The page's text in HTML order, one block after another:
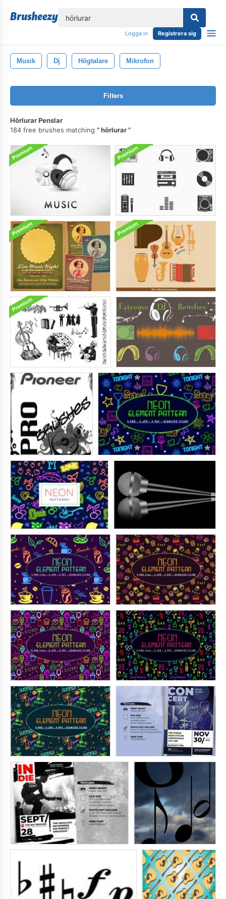
Logga in Registrera sig
Musik Dj Högtalare Mikrofon
Filters
Hörlurar Penslar
184 free brushes matching
hörlurar